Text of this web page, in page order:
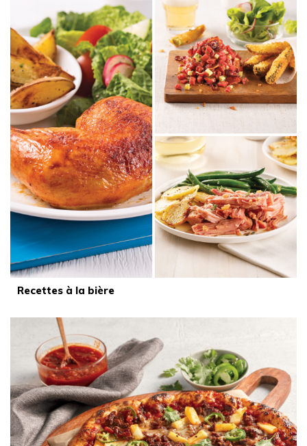
Recettes à la bière